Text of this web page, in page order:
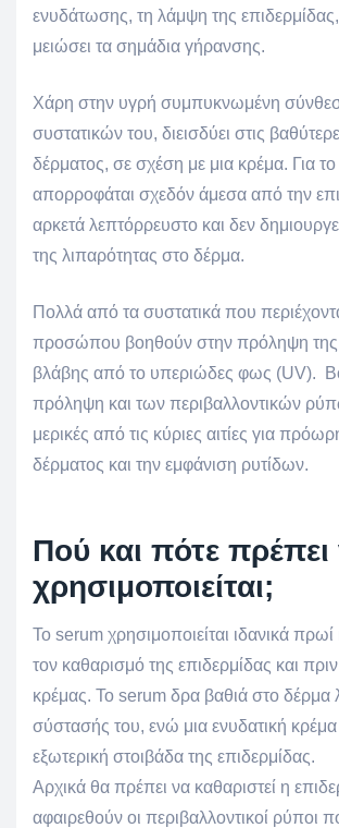
ενυδάτωσης, τη λάμψη της
μειώσει τα σημάδια γήρανσης.
Χάρη στην υγρή συμπυκνωμένη
συστατικών του, διεισδύει στις
δέρματος, σε σχέση με μια κρέμα. Για
απορροφάται σχεδόν άμεσα από την
αρκετά λεπτόρρευστο και δεν
της λιπαρότητας στο δέρμα.
Πολλά από τα συστατικά που
προσώπου βοηθούν στην πρόληψη της
βλάβης από το υπεριώδες φως (UV).
πρόληψη και των περιβαλλοντικών
μερικές από τις κύριες αιτίες για
δέρματος και την εμφάνιση ρυτίδων.
Πού και πότε πρέπει
χρησιμοποιείται;
Το serum χρησιμοποιείται ιδανικά
τον καθαρισμό της επιδερμίδας και
κρέμας. Το serum δρα βαθιά στο δέρμα
σύστασής του, ενώ μια ενυδατική κρέμα
εξωτερική στοιβάδα της επιδερμίδας.
Αρχικά θα πρέπει να καθαριστεί η
αφαιρεθούν οι περιβαλλοντικοί ρύποι